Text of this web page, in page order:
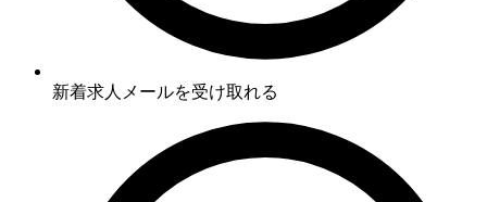
新着求人メールを受け取れる